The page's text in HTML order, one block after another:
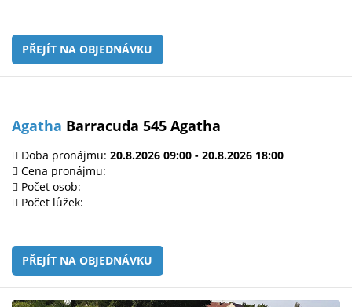
PŘEJÍT NA OBJEDNÁVKU
Agatha Barracuda 545 Agatha
Doba pronájmu: 20.8.2026 09:00 - 20.8.2026 18:00
Cena pronájmu:
Počet osob:
Počet lůžek:
PŘEJÍT NA OBJEDNÁVKU